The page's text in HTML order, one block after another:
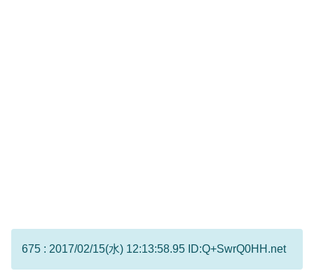
675 : 2017/02/15(水) 12:13:58.95 ID:Q+SwrQ0HH.net